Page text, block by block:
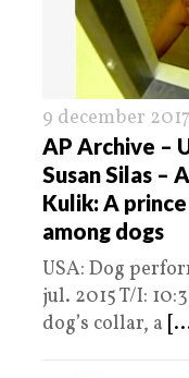
9 december 2017
AP Archive –
Susan Silas
Kulik: A
among dogs
USA: Dog
jul. 2015 T/I:
dog’s collar, a